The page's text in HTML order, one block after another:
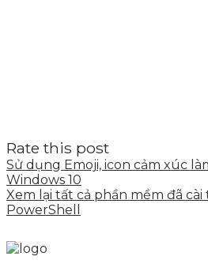
Rate this post
Sử dụng Emoji, icon cảm xúc
Windows 10
Xem lại tất cả phần mềm đã
PowerShell